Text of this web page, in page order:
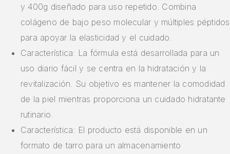
y 400g diseñado para uso repetido. Combina
colágeno de bajo peso molecular y múltiples péptidos
para apoyar la elasticidad y el cuidado.
Característica: La fórmula está desarrollada para un
uso diario fácil y se centra en la hidratación y la
revitalización. Su objetivo es mantener la comodidad
de la piel mientras proporciona un cuidado hidratante
rutinario.
Característica: El producto está disponible en un
formato de tarro para un almacenamiento